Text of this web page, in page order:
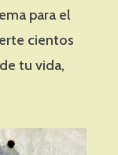
para el
cientos
tu vida,